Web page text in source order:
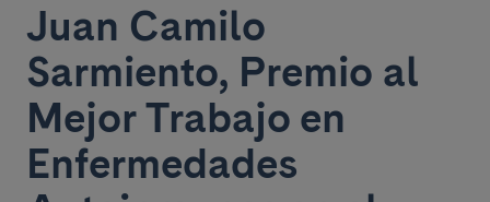
Juan Camilo
Sarmiento, Premio al
Mejor Trabajo en
Enfermedades